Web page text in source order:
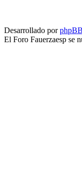
Desarrollado porphpBB
El Foro Fauerzaesp se